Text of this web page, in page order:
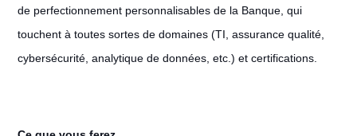
de perfectionnement personnalisables de la Banque, qui
touchent à toutes sortes de domaines (TI, assurance qualité,
cybersécurité, analytique de données, etc.) et certifications.